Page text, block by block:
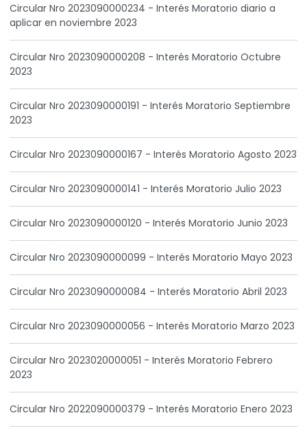
Circular Nro 2023090000234 - Interés Moratorio diario a
aplicar en noviembre 2023
Circular Nro 2023090000208 - Interés Moratorio Octubre
2023
Circular Nro 2023090000191 - Interés Moratorio Septiembre
2023
Circular Nro 2023090000167 - Interés Moratorio Agosto 2023
Circular Nro 2023090000141 - Interés Moratorio Julio 2023
Circular Nro 2023090000120 - Interés Moratorio Junio 2023
Circular Nro 2023090000099 - Interés Moratorio Mayo 2023
Circular Nro 2023090000084 - Interés Moratorio Abril 2023
Circular Nro 2023090000056 - Interés Moratorio Marzo 2023
Circular Nro 2023020000051 - Interés Moratorio Febrero
2023
Circular Nro 2022090000379 - Interés Moratorio Enero 2023